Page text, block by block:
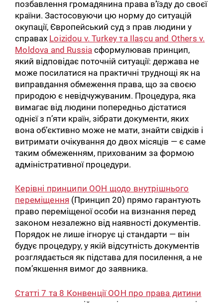
позбавлення громадянина права в’їзду до своєї
країни. Застосовуючи цю норму до ситуацій
окупації, Європейський суд з прав людини у
справах Loizidou v. Turkey та Ilaşcu and Others v.
Moldova and Russia сформулював принцип,
який відповідає поточній ситуації: держава не
може посилатися на практичні труднощі як на
виправдання обмеження права, що за своєю
природою є невідчужуваним. Процедура, яка
вимагає від людини попередньо дістатися
однієї з п’яти країн, зібрати документи, яких
вона об’єктивно може не мати, знайти свідків і
витримати очікування до двох місяців — є саме
таким обмеженням, прихованим за формою
адміністративної процедури.
Керівні принципи ООН щодо внутрішнього
переміщення (Принцип 20) прямо гарантують
право переміщеної особи на визнання перед
законом незалежно від наявності документів.
Порядок не лише ігнорує ці стандарти — він
будує процедуру, у якій відсутність документів
розглядається як підстава для посилення, а не
пом’якшення вимог до заявника.
Статті 7 та 8 Конвенції ООН про права дитини